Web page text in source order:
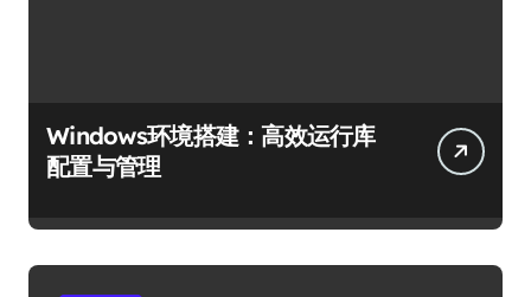
Windows环境搭建：高效运行库
配置与管理